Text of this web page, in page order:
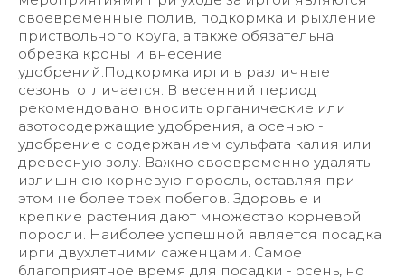
своевременные полив, подкормка и рыхление
приствольного круга, а также обязательна
обрезка кроны и внесение
удобрений.Подкормка ирги в различные
сезоны отличается. В весенний период
рекомендовано вносить органические или
азотосодержащие удобрения, а осенью -
удобрение с содержанием сульфата калия или
древесную золу. Важно своевременно удалять
излишнюю корневую поросль, оставляя при
этом не более трех побегов. Здоровые и
крепкие растения дают множество корневой
поросли. Наиболее успешной является посадка
ирги двухлетними саженцами. Самое
благоприятное время для посадки - осень, но